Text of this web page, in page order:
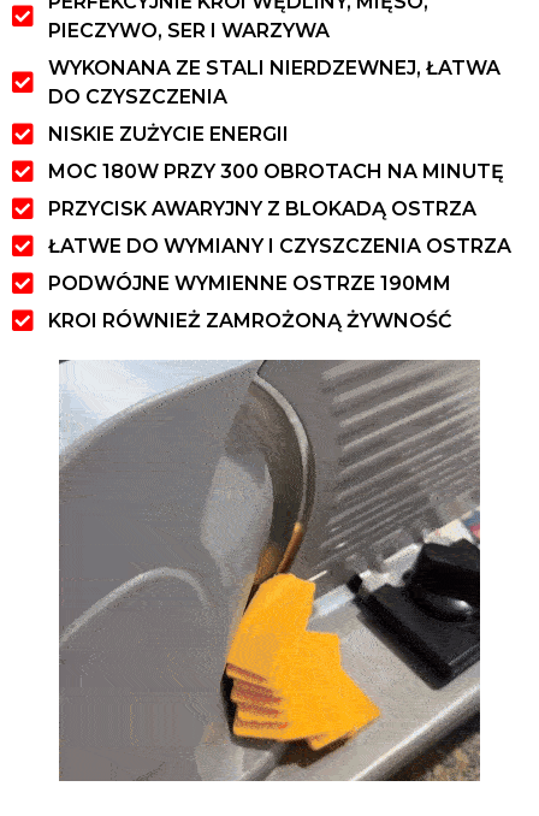
PIECZYWO, SER I WARZYWA
WYKONANA ZE STALI NIERDZEWNEJ, ŁATWA
DO CZYSZCZENIA
NISKIE ZUŻYCIE ENERGII
MOC 180W PRZY 300 OBROTACH NA MINUTĘ
PRZYCISK AWARYJNY Z BLOKADĄ OSTRZA
ŁATWE DO WYMIANY I CZYSZCZENIA OSTRZA
PODWÓJNE WYMIENNE OSTRZE 190MM
KROI RÓWNIEŻ ZAMROŻONĄ ŻYWNOŚĆ